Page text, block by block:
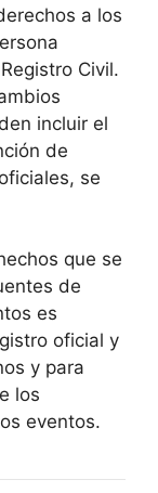
a los
Civil.
incluir el
de
se
que se
de
es
oficial y
y para
los
eventos.